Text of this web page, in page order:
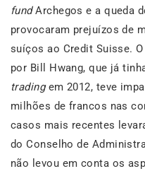
fundArchegos e a queda
provocaram prejuízos de
suíços ao Credit Suisse.
por Bill Hwang, que já
tradingem 2012, teve
milhões de francos nas
casos mais recentes
do Conselho de
não levou em conta os